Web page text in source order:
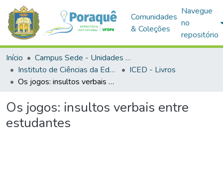
Comunidades
& Coleções
Navegue
no
repositório
Início
Campus Sede - Unidades Acadêmicas
Instituto de Ciências da Educação
ICED - Livros
Os jogos: insultos verbais entre estudantes
Os jogos: insultos verbais entre
estudantes